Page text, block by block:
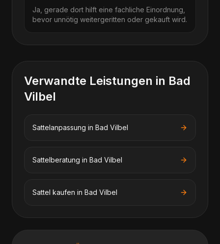
Ja, gerade dort hilft eine fachliche Einordnung,
bevor unnötig weitergeritten oder gekauft wird.
Verwandte Leistungen in Bad
Vilbel
Sattelanpassung in Bad Vilbel
Sattelberatung in Bad Vilbel
Sattel kaufen in Bad Vilbel